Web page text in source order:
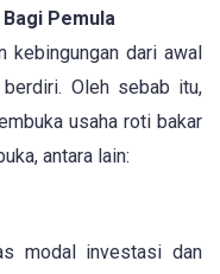
Pemula
kebingungan dari awal
Oleh sebab itu,
usaha roti bakar
antara lain:
modal investasi dan